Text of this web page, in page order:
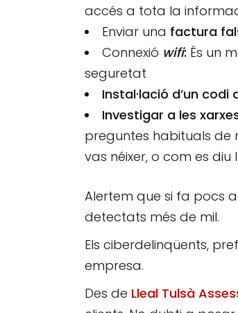
accés a tota la
Enviar una factura
Connexió wifi: És un
seguretat
Instal·lació d’un codi
Investigar a les
preguntes habituals de
vas néixer, o com es
Alertem que si fa pocs
detectats més de mil.
Els ciberdelinqüents,
empresa.
Des de Lleal Tulsà